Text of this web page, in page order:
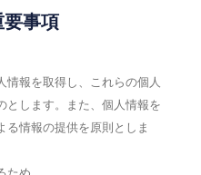
要事項
情報を取得し、これらの個人
とします。また、個人情報を
る情報の提供を原則としま